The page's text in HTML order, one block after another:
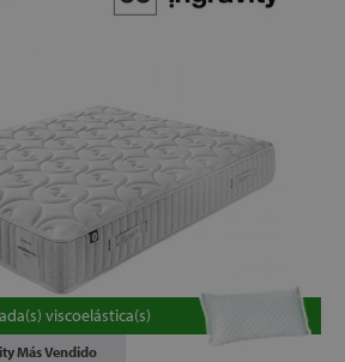
Más Vendido
viscoelástica(s)